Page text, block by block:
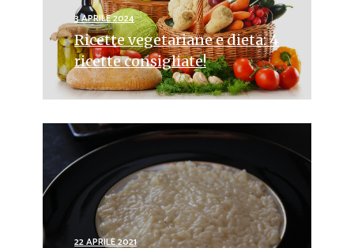
3 APRILE 2024
Ricette vegetariane e dieta: 4
ricette consigliate!
22 APRILE 2021